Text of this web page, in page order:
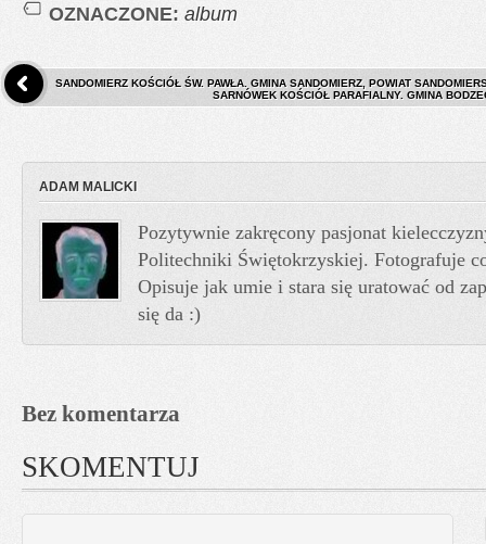
OZNACZONE: album
SANDOMIERZ KOŚCIÓŁ ŚW. PAWŁA. GMINA SANDOMIERZ, POWIAT
SARNÓWEK KOŚCIÓŁ PARAFIALNY. GMINA
ADAM MALICKI
Pozytywnie zakręcony pasjonat
Politechniki Świętokrzyskiej. Fotografuje
Opisuje jak umie i stara się uratować od
się da :)
Bez komentarza
SKOMENTUJ